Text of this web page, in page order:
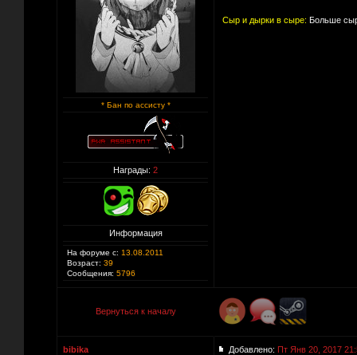
* Бан по ассисту *
Награды: 2
Информация
На форуме с: 13.08.2011
Возраст: 39
Сообщения: 5796
Сыр и дырки в сыре: Больше
Вернуться к началу
bibika Добавлено: Пт Янв 20, 2017